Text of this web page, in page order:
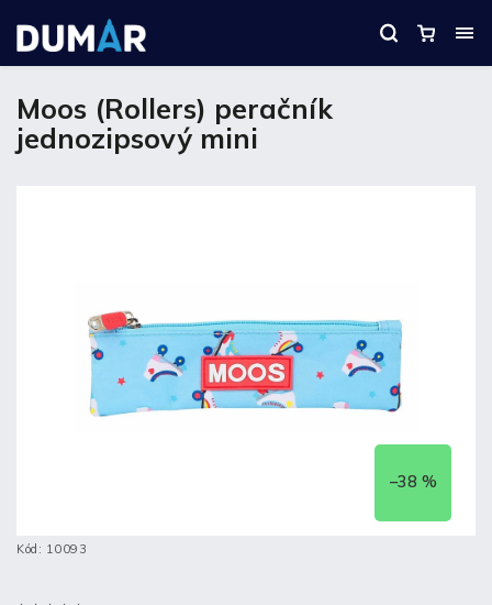
Moos (Rollers) peračník
jednozipsový mini
–38 %
Kód: 10093